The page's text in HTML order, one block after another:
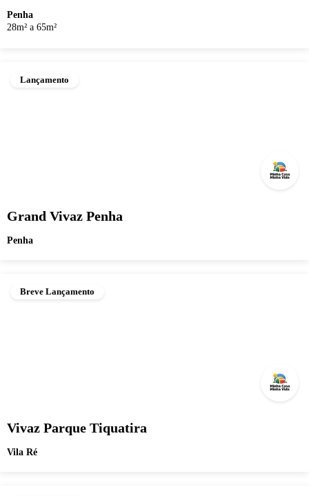
Penha
28m² a 65m²
Lançamento
Grand Vivaz Penha
Penha
Breve Lançamento
Vivaz Parque Tiquatira
Vila Ré